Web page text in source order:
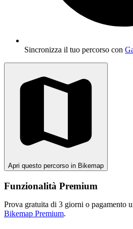
Sincronizza il tuo percorso con
Apri questo percorso in Bikemap
Funzionalità Premium
Prova gratuita di 3 giorni o pagamento
Bikemap Premium.